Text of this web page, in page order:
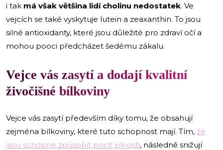
i tak má však většina lidí cholinu nedostatek. Ve
vejcích se také vyskytuje lutein a zeaxanthin. To jsou
silné antioxidanty, které jsou důležité pro zdraví očí a
mohou pooci předcházet šedému zákalu.
Vejce vás zasytí a dodají kvalitní
živočišné bílkoviny
Vejce vás zasytí především díky tomu, že obsahují
zejména bílkoviny, které tuto schopnost mají. Tím, že
jsou schopné způsobit pocit plnosti, následně snižují